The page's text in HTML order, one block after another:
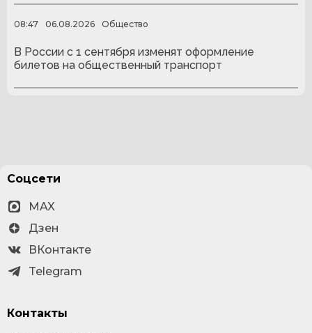
08:47 06.08.2026 Общество
В России с 1 сентября изменят оформление
билетов на общественный транспорт
Соцсети
MAX
Дзен
ВКонтакте
Telegram
Контакты